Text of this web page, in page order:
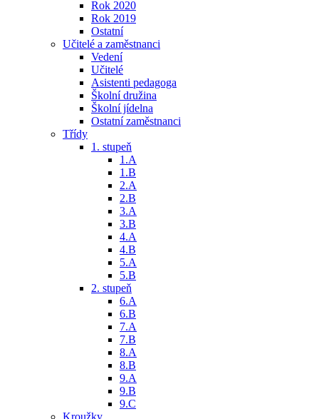
Rok 2020
Rok 2019
Ostatní
Učitelé a zaměstnanci
Vedení
Učitelé
Asistenti pedagoga
Školní družina
Školní jídelna
Ostatní zaměstnanci
Třídy
1. stupeň
1.A
1.B
2.A
2.B
3.A
3.B
4.A
4.B
5.A
5.B
2. stupeň
6.A
6.B
7.A
7.B
8.A
8.B
9.A
9.B
9.C
Kroužky